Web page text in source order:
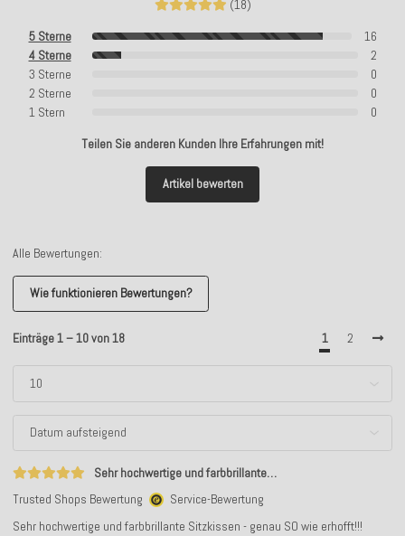
(18)
5 Sterne
16
4 Sterne
2
3 Sterne
0
2 Sterne
0
1 Stern
0
Teilen Sie anderen Kunden Ihre Erfahrungen mit!
Artikel bewerten
Alle Bewertungen:
Wie funktionieren Bewertungen?
Einträge 1 – 10 von 18 1 2
Sehr hochwertige und farbbrillante…
Trusted Shops Bewertung
Service-Bewertung
Sehr hochwertige und farbbrillante Sitzkissen - genau SO wie erhofft!!!